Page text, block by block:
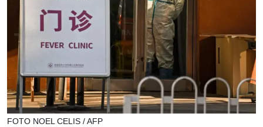
FOTO NOEL CELIS / AFP